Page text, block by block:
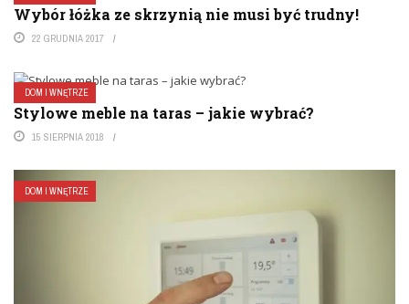
Wybór łóżka ze skrzynią nie musi być trudny!
22 GRUDNIA 2017
DOM I WNĘTRZE
Stylowe meble na taras – jakie wybrać?
15 SIERPNIA 2018
DOM I WNĘTRZE